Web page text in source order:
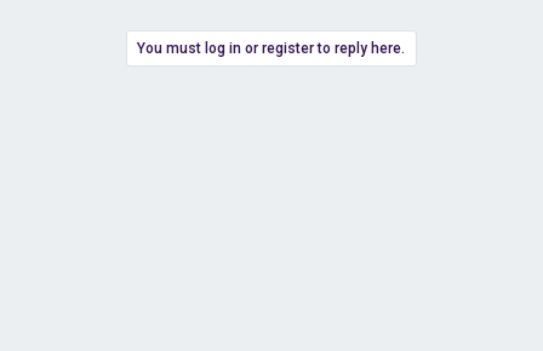
You must log in or register to reply here.